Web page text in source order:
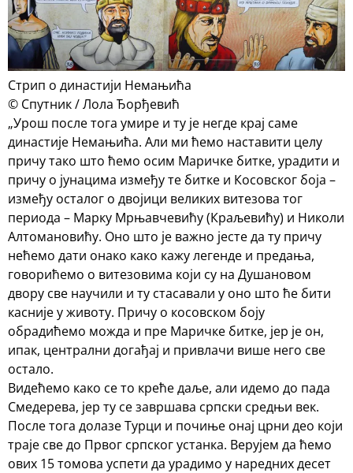
Стрип о династији Немањића
© Спутник / Лола Ђорђевић
„Урош после тога умире и ту је негде крај саме
династије Немањића. Али ми ћемо наставити целу
причу тако што ћемо осим Маричке битке, урадити и
причу о јунацима између те битке и Косовског боја –
између осталог о двојици великих витезова тог
периода – Марку Мрњавчевићу (Краљевићу) и Николи
Алтомановићу. Оно што је важно јесте да ту причу
нећемо дати онако како кажу легенде и предања,
говорићемо о витезовима који су на Душановом
двору све научили и ту стасавали у оно што ће бити
касније у животу. Причу о косовском боју
обрадићемо можда и пре Маричке битке, јер је он,
ипак, централни догађај и привлачи више него све
остало.
Видећемо како се то креће даље, али идемо до пада
Смедерева, јер ту се завршава српски средњи век.
После тога долазе Турци и почиње онај црни део који
траје све до Првог српског устанка. Верујем да ћемо
ових 15 томова успети да урадимо у наредних десет